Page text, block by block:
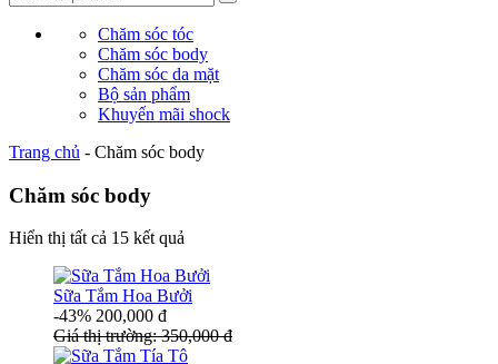
Chăm sóc tóc
Chăm sóc body
Chăm sóc da mặt
Bộ sản phẩm
Khuyến mãi shock
Trang chủ - Chăm sóc body
Chăm sóc body
Hiển thị tất cả 15 kết quả
Sữa Tắm Hoa Bưởi
-43% 200,000 đ
Giá thị trường:350,000đ